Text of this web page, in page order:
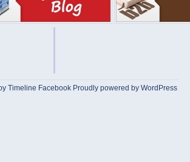
Timeline Facebook Proudly powered by WordPress